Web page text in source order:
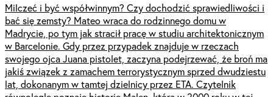
Milczeć i być współwinnym? Czy dochodzić sprawiedliwości i
bać się zemsty? Mateo wraca do rodzinnego domu w
Madrycie, po tym jak stracił pracę w studiu architektonicznym
w Barcelonie. Gdy przez przypadek znajduje w rzeczach
swojego ojca Juana pistolet, zaczyna podejrzewać, że broń ma
jakiś związek z zamachem terrorystycznym sprzed dwudziestu
lat, dokonanym w tamtej dzielnicy przez ETA. Czytelnik